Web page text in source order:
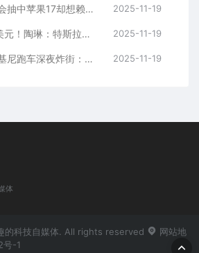
广汽昊铂新品发布会抽中苹果17却想赖账 中奖用户：昊铂玩不起 2025-11-19
10年费用仅4035美元！陶琳：特斯拉是维护成本最低的品牌 2025-11-19
未成年人骗租兰博基尼跑车深夜炸街：多人被拘 2025-11-19
体
的科技自媒体. All rights reserved
网站地
号-1